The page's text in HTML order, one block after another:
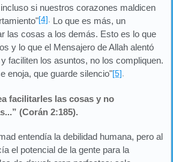
si nuestros corazones maldicen
[4]
Lo que es más, un
las cosas a los demás. Esto es lo que
y lo que el Mensajero de Allah alentó
faciliten los asuntos, no los compliquen.
enoja, que guarde silencio"[5]
facilitarles las cosas y no
(Corán 2:185).
entendía la debilidad humana, pero al
el potencial de la gente para la